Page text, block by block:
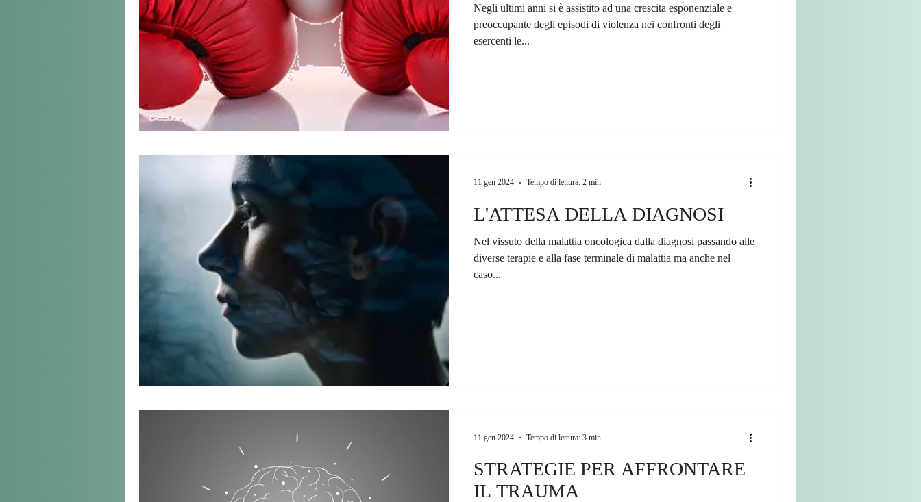
Negli ultimi anni si è assistito ad una crescita esponenziale e
preoccupante degli episodi di violenza nei confronti degli
esercenti le...
L'ATTESA DELLA DIAGNOSI
Nel vissuto della malattia oncologica dalla diagnosi passando alle
diverse terapie e alla fase terminale di malattia ma anche nel
caso...
11 gen 2024 Tempo di lettura: 2 min
STRATEGIE PER AFFRONTARE
IL TRAUMA
11 gen 2024 Tempo di lettura: 3 min